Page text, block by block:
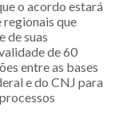
o acordo estará
regionais que
de suas
de 60
entre as bases
e do CNJ para